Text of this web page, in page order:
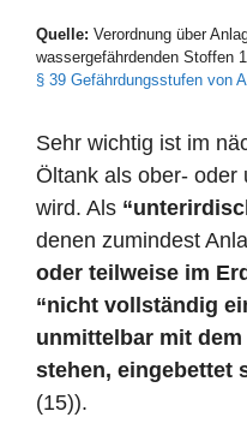
Quelle: Verordnung über
wassergefährdenden Stoffen
§ 39 Gefährdungsstufen von
Sehr wichtig ist im
Öltank als ober- oder
wird. Als
denen zumindest
oder teilweise im
“nicht vollständig
unmittelbar mit
stehen, eingebettet
(15)).